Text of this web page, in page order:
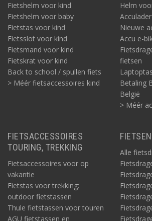
Fietshelm voor kind
Fietshelm voor baby
Fietstas voor kind
Fietsslot voor kind
Fietsmand voor kind
Fietskrat voor kind
Back to school / spullen fiets
> Méér fietsaccessoires kind
Helm
Nieuwe
Accu e-
fietsen
Betaling
België
> Méér
FIETSACCESSOIRES
TOURING, TREKKING
Fietsaccessoires voor op
vakantie
Fietstas voor trekking:
outdoor fietstassen
Thule fietstassen voor touren
AGU fietstassen en
Alle